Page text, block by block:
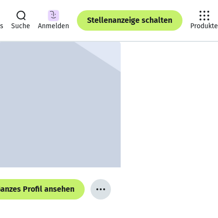
Suche Anmelden
Stellenanzeige schalten
Produkte
Profil ansehen